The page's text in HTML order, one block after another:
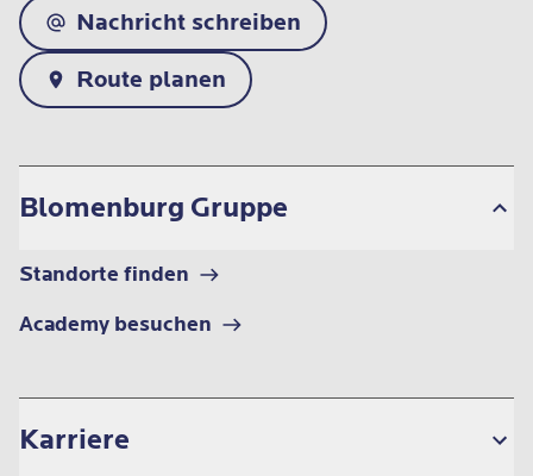
Nachricht schreiben
Route planen
Blomenburg Gruppe
Standorte finden
Academy besuchen
Karriere